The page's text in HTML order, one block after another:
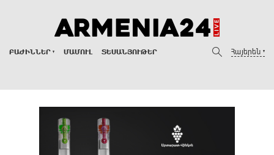
ԲԱԺԻՆՆԵՐ ՄԱՄՈՒԼ ՏԵՍԱՆՅՈՒԹԵՐ Հայերեն